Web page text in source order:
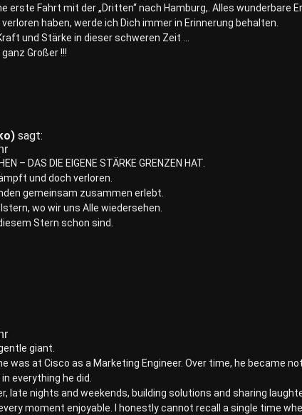
erste Fahrt mit der „Dritten“ nach Hamburg,. Alles wunderbare
haben, werde ich Dich immer in Erinnerung behalten.
und Stärke in dieser schweren Zeit …
Großer !!!
sagt:
– DAS DIE EIGENE STÄRKE GRENZEN HAT.
und doch verloren.
gemeinsam zusammen erlebt.
wo wir uns Alle wiedersehen.
Stern schon sind.
giant.
was at Cisco as a Marketing Engineer. Over time, he became
everything he did.
late nights and weekends, building solutions and sharing
moment enjoyable. I honestly cannot recall a single time